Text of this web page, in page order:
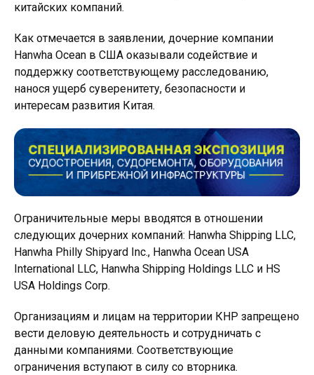
китайских компаний.
Как отмечается в заявлении, дочерние компании
Hanwha Ocean в США оказывали содействие и
поддержку соответствующему расследованию,
нанося ущерб суверенитету, безопасности и
интересам развития Китая.
Ограничительные меры вводятся в отношении
следующих дочерних компаний: Hanwha Shipping LLC,
Hanwha Philly Shipyard Inc., Hanwha Ocean USA
International LLC, Hanwha Shipping Holdings LLC и HS
USA Holdings Corp.
Организациям и лицам на территории КНР запрещено
вести деловую деятельность и сотрудничать с
данными компаниями. Соответствующие
ограничения вступают в силу со вторника.